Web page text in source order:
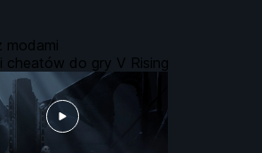
modami
cheatów do gry V Rising